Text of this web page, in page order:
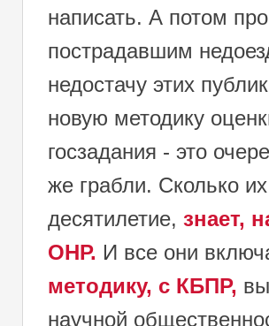
написать. А потом
пострадавшим
недостачу этих
новую методику
госзадания - это
же грабли. Сколько
десятилетие, знает,
ОНР. И все они
методику, с КБПР,
научной